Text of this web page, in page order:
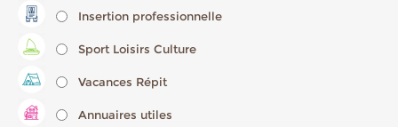
Insertion professionnelle
Sport Loisirs Culture
Vacances Répit
Annuaires utiles